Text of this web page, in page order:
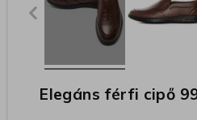
Elegáns férfi cipő